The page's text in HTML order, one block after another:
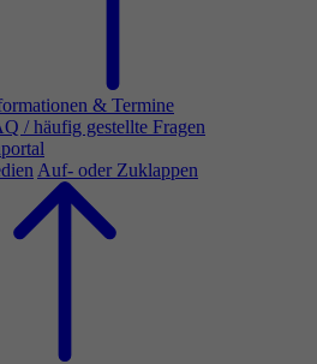
& Termine
/ häufig gestellte Fragen
Auf- oder Zuklappen